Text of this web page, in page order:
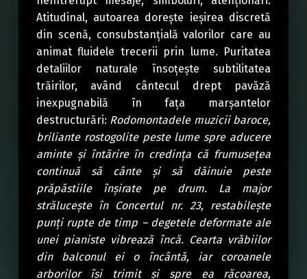
Atitudinal, autoarea dorește ieșirea discretă
din scenă, consubstanțială valorilor care au
animat fluidele trecerii prin lume. Puritatea
detaliilor naturale însoțește subtilitatea
trăirilor, având cântecul drept pavăză
inexpugnabilă în fața marșantelor
destructurări: Rodomontadele muzicii baroce,
briliante rostogolite peste lume spre aducere
aminte și întărire în credința că frumusețea
continuă să cânte și să dăinuie peste
prăpăstiile înșirate pe drum. La major
strălucește în Concertul nr. 23, restabilește
punți rupte de timp – degetele deformate ale
unei pianiste vibrează încă. Cearta vrăbiilor
din balconul ei o încântă, iar coroanele
arborilor își trimit și spre ea răcoarea,